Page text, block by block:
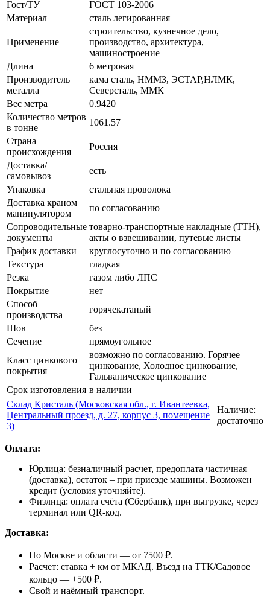
Гост/ТУ
ГОСТ 103-2006
Материал
сталь легированная
Применение
строительство, кузнечное дело,
производство, архитектура,
машиностроение
Длина
6 метровая
Производитель
металла
кама сталь, НММЗ, ЭСТАР,НЛМК,
Северсталь, ММК
Вес метра
0.9420
Количество метров
в тонне
1061.57
Страна
происхождения
Россия
Доставка/
самовывоз
есть
Упаковка
стальная проволока
Доставка краном
манипулятором
по согласованию
Сопроводительные
документы
товарно-транспортные накладные (ТТН),
акты о взвешивании, путевые листы
График доставки
круглосуточно и по согласованию
Текстура
гладкая
Резка
газом либо ЛПС
Покрытие
нет
Способ
производства
горячекатаный
Шов
без
Сечение
прямоугольное
Класс цинкового
покрытия
возможно по согласованию. Горячее
цинкование, Холодное цинкование,
Гальваническое цинкование
Срок изготовления в наличии
Склад Кристаль (Московская обл., г. Ивантеевка,
Центральный проезд, д. 27, корпус 3, помещение
3)
Наличие:
достаточно
Оплата:
Юрлица: безналичный расчет, предоплата частичная
(доставка), остаток – при приезде машины. Возможен
кредит (условия уточняйте).
Физлица: оплата счёта (Сбербанк), при выгрузке, через
терминал или QR-код.
Доставка:
По Москве и области — от 7500 ₽.
Расчет: ставка + км от МКАД. Въезд на ТТК/Садовое
кольцо — +500 ₽.
Свой и наёмный транспорт.